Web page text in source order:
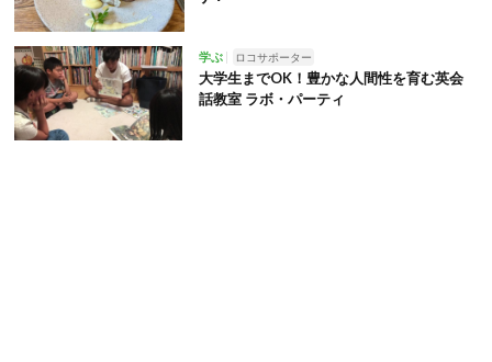
学ぶ ロコサポーター
大学生までOK！豊かな人間性を育む英会
話教室 ラボ・パーティ